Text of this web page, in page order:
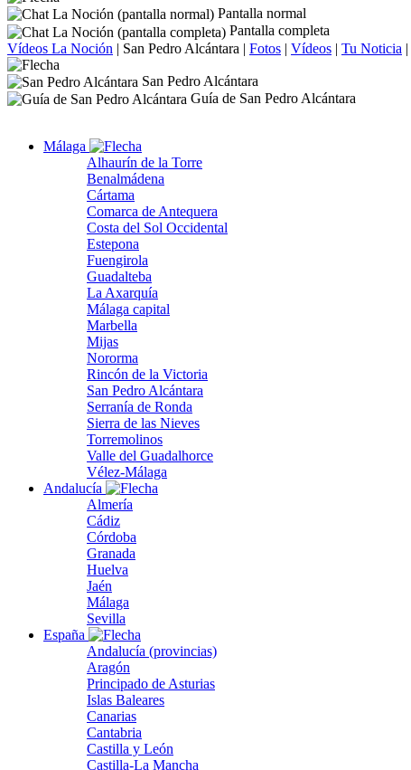
Pantalla normal
Pantalla completa
Vídeos La Noción | San Pedro Alcántara | Fotos | Vídeos | Tu Noticia |
San Pedro Alcántara
Guía de San Pedro Alcántara
Málaga
Alhaurín de la Torre
Benalmádena
Cártama
Comarca de Antequera
Costa del Sol Occidental
Estepona
Fuengirola
Guadalteba
La Axarquía
Málaga capital
Marbella
Mijas
Nororma
Rincón de la Victoria
San Pedro Alcántara
Serranía de Ronda
Sierra de las Nieves
Torremolinos
Valle del Guadalhorce
Vélez-Málaga
Andalucía
Almería
Cádiz
Córdoba
Granada
Huelva
Jaén
Málaga
Sevilla
España
Andalucía (provincias)
Aragón
Principado de Asturias
Islas Baleares
Canarias
Cantabria
Castilla y León
Castilla-La Mancha